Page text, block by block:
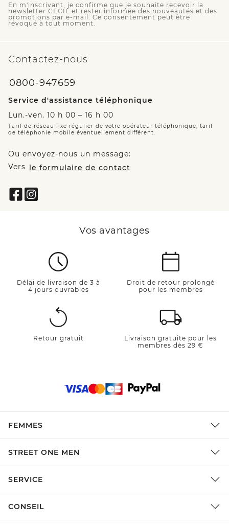
En m'inscrivant, je confirme que je souhaite recevoir la
newsletter CECIL et rester informée des nouveautés et des
promotions par e-mail. Ce consentement peut être
révoqué à tout moment.
Contactez-nous
0800-947659
Service d'assistance téléphonique
Lun.-ven. 10 h 00 – 16 h 00
Tarif de réseau fixe régulier de votre opérateur téléphonique, tarif
de téléphonie mobile éventuellement différent.
Ou envoyez-nous un message:
Vers le formulaire de contact
Vos avantages
Délai de livraison de 3 à
4 jours ouvrables
Droit de retour prolongé
pour les membres
Retour gratuit
Livraison gratuite pour les
membres dès 29 €
FEMMES
STREET ONE MEN
SERVICE
CONSEIL